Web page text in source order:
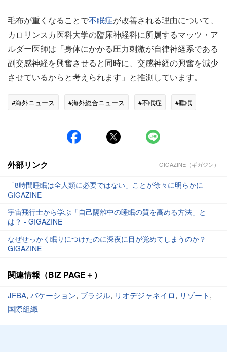
毛布が重くなることで不眠症が改善される理由について、
カロリンスカ医科大学の臨床神経科に所属するマッツ・ア
ルダー医師は「身体にかかる圧力刺激が自律神経系である
副交感神経を興奮させると同時に、交感神経の興奮を減少
させているからと考えられます」と推測しています。
#海外ニュース #海外総合ニュース #不眠症 #睡眠
外部リンク GIGAZINE（ギガジン）
「8時間睡眠は全人類に必要ではない」ことが徐々に明らかに -
GIGAZINE
宇宙飛行士から学ぶ「自己隔離中の睡眠の質を高める方法」と
は？ - GIGAZINE
なぜせっかく眠りにつけたのに深夜に目が覚めてしまうのか？ -
GIGAZINE
関連情報（BiZ PAGE＋）
JFBA, バケーション, ブラジル, リオデジャネイロ, リゾート,
国際組織